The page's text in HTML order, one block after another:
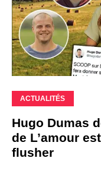
ACTUALITÉS
Hugo Dumas
de L’amour
flusher